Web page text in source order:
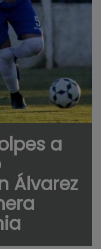
a
Álvarez